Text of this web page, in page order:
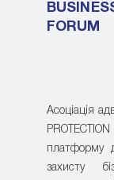
FORUM
Асоціація
платформу
захисту